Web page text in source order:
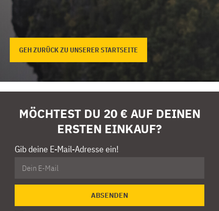
GEH ZURÜCK ZU UNSERER STARTSEITE
MÖCHTEST DU 20 € AUF DEINEN
ERSTEN EINKAUF?
Gib deine E-Mail-Adresse ein!
ABSENDEN